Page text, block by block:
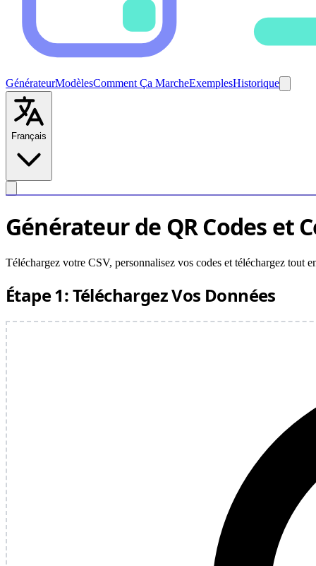
GénérateurModèlesComment Ça MarcheExemplesHistorique
Français
Générateur de QR Codes et
Téléchargez votre CSV, personnalisez vos codes et téléchargez tout
Étape 1: Téléchargez Vos Données